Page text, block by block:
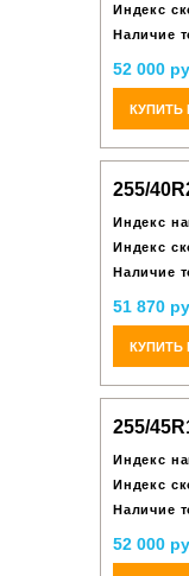
Индекс
Наличие
52 000
КУПИТЬ
255/
Индекс
Индекс
Наличие
51 870
КУПИТЬ
255/
Индекс
Индекс
Наличие
52 000